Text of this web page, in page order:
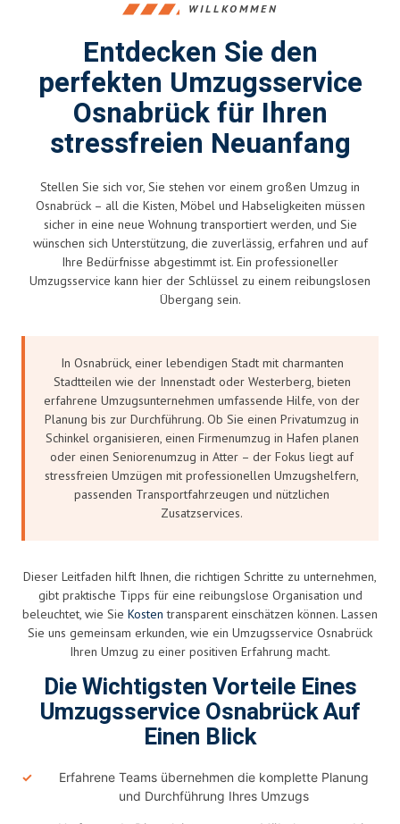
WILLKOMMEN
Entdecken Sie den
perfekten Umzugsservice
Osnabrück für Ihren
stressfreien Neuanfang
Stellen Sie sich vor, Sie stehen vor einem großen Umzug in
Osnabrück – all die Kisten, Möbel und Habseligkeiten müssen
sicher in eine neue Wohnung transportiert werden, und Sie
wünschen sich Unterstützung, die zuverlässig, erfahren und auf
Ihre Bedürfnisse abgestimmt ist. Ein professioneller
Umzugsservice kann hier der Schlüssel zu einem reibungslosen
Übergang sein.
In Osnabrück, einer lebendigen Stadt mit charmanten
Stadtteilen wie der Innenstadt oder Westerberg, bieten
erfahrene Umzugsunternehmen umfassende Hilfe, von der
Planung bis zur Durchführung. Ob Sie einen Privatumzug in
Schinkel organisieren, einen Firmenumzug in Hafen planen
oder einen Seniorenumzug in Atter – der Fokus liegt auf
stressfreien Umzügen mit professionellen Umzugshelfern,
passenden Transportfahrzeugen und nützlichen
Zusatzservices.
Dieser Leitfaden hilft Ihnen, die richtigen Schritte zu unternehmen,
gibt praktische Tipps für eine reibungslose Organisation und
beleuchtet, wie Sie Kosten transparent einschätzen können. Lassen
Sie uns gemeinsam erkunden, wie ein Umzugsservice Osnabrück
Ihren Umzug zu einer positiven Erfahrung macht.
Die Wichtigsten Vorteile Eines
Umzugsservice Osnabrück Auf
Einen Blick
Erfahrene Teams übernehmen die komplette Planung
und Durchführung Ihres Umzugs